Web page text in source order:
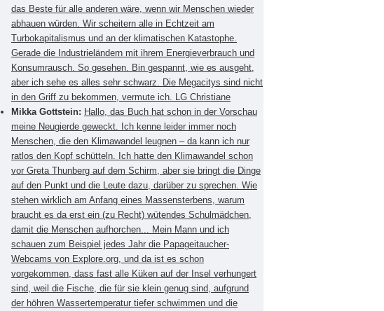
das Beste für alle anderen wäre, wenn wir Menschen wieder
abhauen würden. Wir scheitern alle in Echtzeit am
Turbokapitalismus und an der klimatischen Katastophe.
Gerade die Industrieländern mit ihrem Energieverbrauch und
Konsumrausch. So gesehen. Bin gespannt, wie es ausgeht,
aber ich sehe es alles sehr schwarz. Die Megacitys sind nicht
in den Griff zu bekommen, vermute ich. LG Christiane
Mikka Gottstein: Hallo, das Buch hat schon in der Vorschau
meine Neugierde geweckt. Ich kenne leider immer noch
Menschen, die den Klimawandel leugnen – da kann ich nur
ratlos den Kopf schütteln. Ich hatte den Klimawandel schon
vor Greta Thunberg auf dem Schirm, aber sie bringt die Dinge
auf den Punkt und die Leute dazu, darüber zu sprechen. Wie
stehen wirklich am Anfang eines Massensterbens, warum
braucht es da erst ein (zu Recht) wütendes Schulmädchen,
damit die Menschen aufhorchen... Mein Mann und ich
schauen zum Beispiel jedes Jahr die Papageitaucher-
Webcams von Explore.org, und da ist es schon
vorgekommen, dass fast alle Küken auf der Insel verhungert
sind, weil die Fische, die für sie klein genug sind, aufgrund
der höhren Wassertemperatur tiefer schwimmen und die